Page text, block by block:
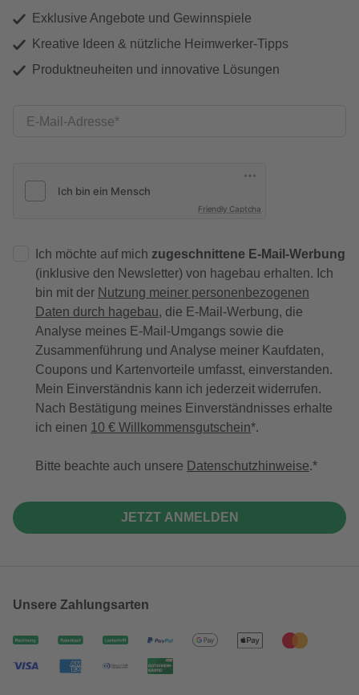
Exklusive Angebote und Gewinnspiele
Kreative Ideen & nützliche Heimwerker-Tipps
Produktneuheiten und innovative Lösungen
E-Mail-Adresse
Friendly Captcha
Ich möchte auf mich zugeschnittene E-Mail-Werbung
(inklusive den Newsletter) von hagebau erhalten. Ich
bin mit der Nutzung meiner personenbezogenen
Daten durch hagebau, die E-Mail-Werbung, die
Analyse meines E-Mail-Umgangs sowie die
Zusammenführung und Analyse meiner Kaufdaten,
Coupons und Kartenvorteile umfasst, einverstanden.
Mein Einverständnis kann ich jederzeit widerrufen.
Nach Bestätigung meines Einverständnisses erhalte
ich einen 10 € Willkommensgutschein*.
Bitte beachte auch unsere Datenschutzhinweise.
JETZT ANMELDEN
Unsere Zahlungsarten